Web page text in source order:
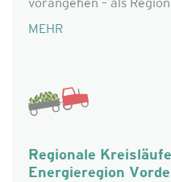
vorangehen – als
MEHR
Regionale
Energieregion